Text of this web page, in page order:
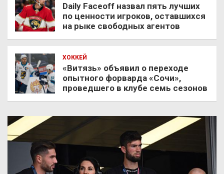
Daily Faceoff назвал пять лучших
по ценности игроков, оставшихся
на рыке свободных агентов
ХОККЕЙ
«Витязь» объявил о переходе
опытного форварда «Сочи»,
проведшего в клубе семь сезонов